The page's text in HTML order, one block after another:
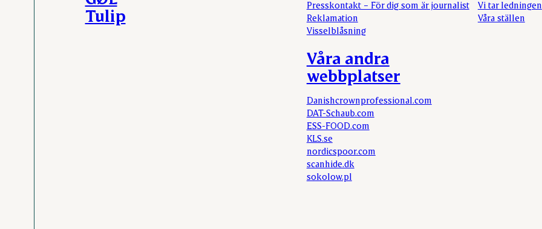
Presskontakt – För dig som är journalist
Reklamation
Visselblåsning
Vi tar ledningen
Våra ställen
Våra andra
webbplatser
Danishcrownprofessional.com
DAT-Schaub.com
ESS-FOOD.com
KLS.se
nordicspoor.com
scanhide.dk
sokolow.pl
Tulip